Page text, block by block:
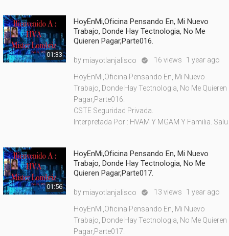
01:33
HoyEnMi,Oficina Pensando En, Mi Nuevo
Trabajo, Donde Hay Tectnologia, No Me
Quieren Pagar,Parte016.
by miayotlanjalisco  16 views 1 year ago
HoyEnMi,Oficina Pensando En, Mi Nuevo
Trabajo, Donde Hay Tectnologia, No Me Quieren
Pagar,Parte016.
CSTE Seguridad Privada.
Interpretada Por : HVAM Y MGAM Y Familia. Salu
01:56
HoyEnMi,Oficina Pensando En, Mi Nuevo
Trabajo, Donde Hay Tectnologia, No Me
Quieren Pagar,Parte017.
by miayotlanjalisco  13 views 1 year ago
HoyEnMi,Oficina Pensando En, Mi Nuevo
Trabajo, Donde Hay Tectnologia, No Me Quieren
Pagar,Parte017.